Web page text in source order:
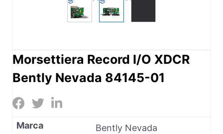
Morsettiera Record I/O XDCR
Bently Nevada 84145-01
Marca
Bently Nevada